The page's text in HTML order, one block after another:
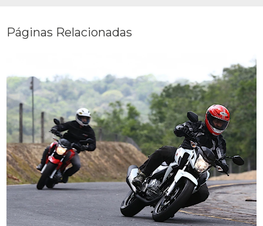
Páginas Relacionadas